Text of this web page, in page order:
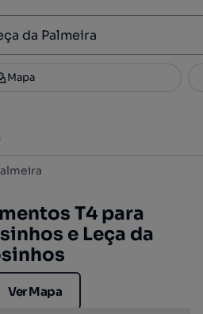
3
Mapa
T4 para
e Leça da
Ver Mapa